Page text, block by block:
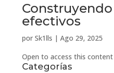
efectivos
por Sk1lls | Ago 29, 2025
Open to access this content
Categorías